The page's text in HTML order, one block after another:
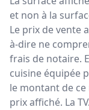
et non à la
Le prix de vente
à-dire ne
frais de notaire.
cuisine équipée
le montant de
prix affiché. La